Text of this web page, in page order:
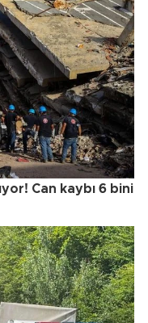
Can kaybı 6 bini